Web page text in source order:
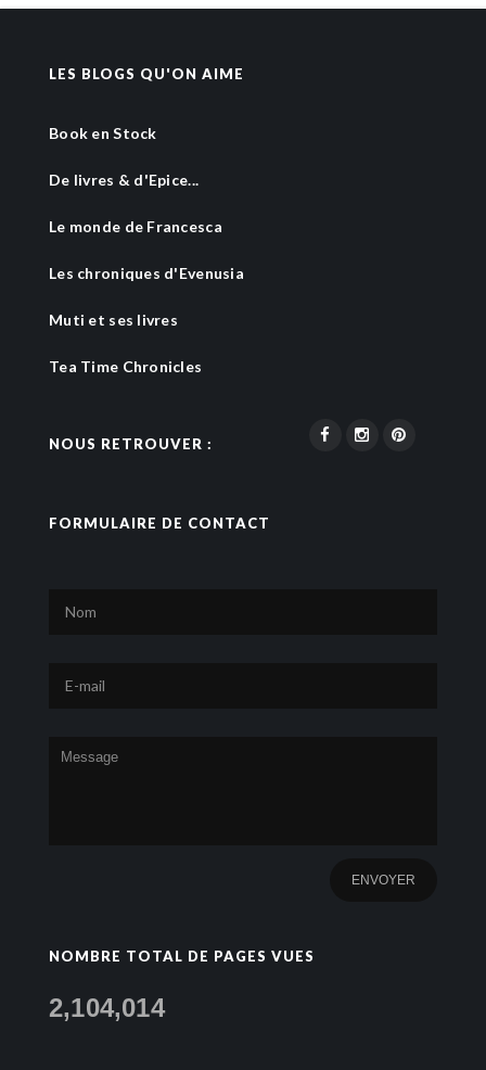
LES BLOGS QU'ON AIME
Book en Stock
De livres & d'Epice...
Le monde de Francesca
Les chroniques d'Evenusia
Muti et ses livres
Tea Time Chronicles
NOUS RETROUVER :
FORMULAIRE DE CONTACT
NOMBRE TOTAL DE PAGES VUES
2,104,014